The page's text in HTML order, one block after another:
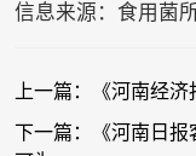
信息来源：食用菌
上一篇：《河南经济
下一篇：《河南日